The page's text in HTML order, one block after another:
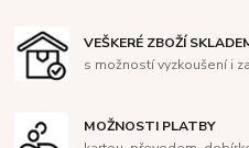
VEŠKERÉ ZBOŽÍ
s možností vyzkoušení i
MOŽNOSTI PLATBY